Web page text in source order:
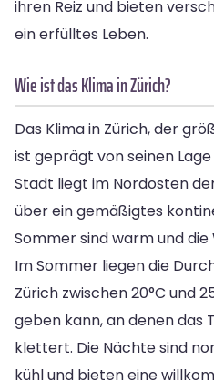
ihren Reiz und bieten
ein erfülltes Leben.
Wie ist das Klima in Zürich?
Das Klima in Zürich, der
ist geprägt von seinen
Stadt liegt im Nordosten
über ein gemäßigtes
Sommer sind warm und
Im Sommer liegen die
Zürich zwischen 20°C und
geben kann, an denen das
klettert. Die Nächte sind
kühl und bieten eine